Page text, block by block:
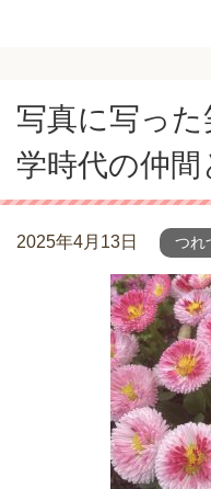
写真に写っ
学時代の仲間
2025年4月13日 つれ